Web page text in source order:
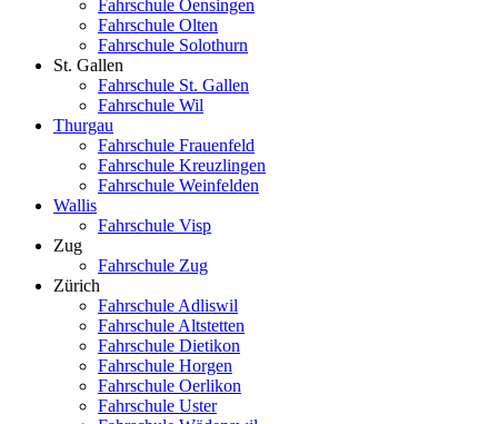
Fahrschule Oensingen
Fahrschule Olten
Fahrschule Solothurn
St. Gallen
Fahrschule St. Gallen
Fahrschule Wil
Thurgau
Fahrschule Frauenfeld
Fahrschule Kreuzlingen
Fahrschule Weinfelden
Wallis
Fahrschule Visp
Zug
Fahrschule Zug
Zürich
Fahrschule Adliswil
Fahrschule Altstetten
Fahrschule Dietikon
Fahrschule Horgen
Fahrschule Oerlikon
Fahrschule Uster